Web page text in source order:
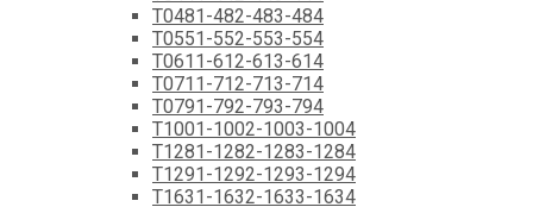
T0481-482-483-484
T0551-552-553-554
T0611-612-613-614
T0711-712-713-714
T0791-792-793-794
T1001-1002-1003-1004
T1281-1282-1283-1284
T1291-1292-1293-1294
T1631-1632-1633-1634